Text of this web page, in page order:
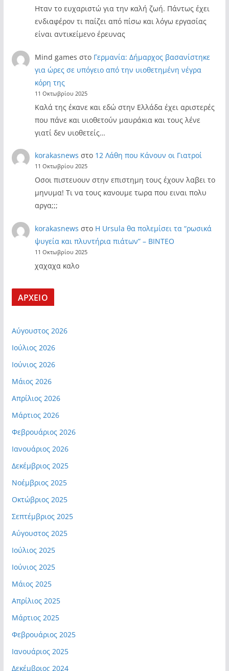
Ηταν το ευχαριστώ για την καλή ζωή. Πάντως έχει
ενδιαφέρον τι παίζει από πίσω και λόγω εργασίας
είναι αντικείμενο έρευνας
Mind games στο Γερμανία: Δήμαρχος βασανίστηκε
για ώρες σε υπόγειο από την υιοθετημένη νέγρα
κόρη της
11 Οκτωβρίου 2025
Καλά της έκανε και εδώ στην Ελλάδα έχει αριστερές
που πάνε και υιοθετούν μαυράκια και τους λένε
γιατί δεν υιοθετείς…
korakasnews στο 12 Λάθη που Κάνουν οι Γιατροί
11 Οκτωβρίου 2025
Οσοι πιστευουν στην επιστημη τους έχουν λαβει το
μηνυμα! Τι να τους κανουμε τωρα που ειναι πολυ
αργα;;;
korakasnews στο Η Ursula θα πολεμίσει τα “ρωσικά
ψυγεία και πλυντήρια πιάτων” – ΒΙΝΤΕΟ
11 Οκτωβρίου 2025
χαχαχα καλο
ΑΡΧΕΙΟ
Αύγουστος 2026
Ιούλιος 2026
Ιούνιος 2026
Μάιος 2026
Απρίλιος 2026
Μάρτιος 2026
Φεβρουάριος 2026
Ιανουάριος 2026
Δεκέμβριος 2025
Νοέμβριος 2025
Οκτώβριος 2025
Σεπτέμβριος 2025
Αύγουστος 2025
Ιούλιος 2025
Ιούνιος 2025
Μάιος 2025
Απρίλιος 2025
Μάρτιος 2025
Φεβρουάριος 2025
Ιανουάριος 2025
Δεκέμβριος 2024